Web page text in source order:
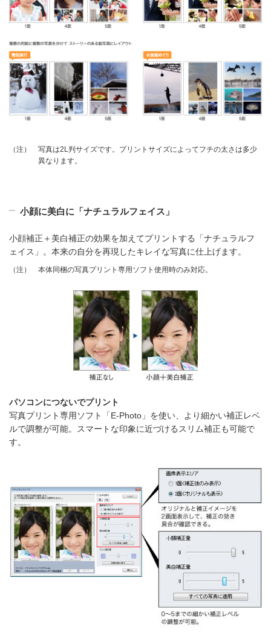
（注）
写真は2L判サイズです。プリントサイズによってフチの太さは多少
異なります。
小顔に美白に「ナチュラルフェイス」
小顔補正＋美白補正の効果を加えてプリントする「ナチュラルフ
ェイス」。本来の自分を再現したキレイな写真に仕上げます。
（注） 本体同梱の写真プリント専用ソフト使用時のみ対応。
パソコンにつないでプリント
写真プリント専用ソフト「E-Photo」を使い、より細かい補正レベ
ルで調整が可能。スマートな印象に近づけるスリム補正も可能で
す。